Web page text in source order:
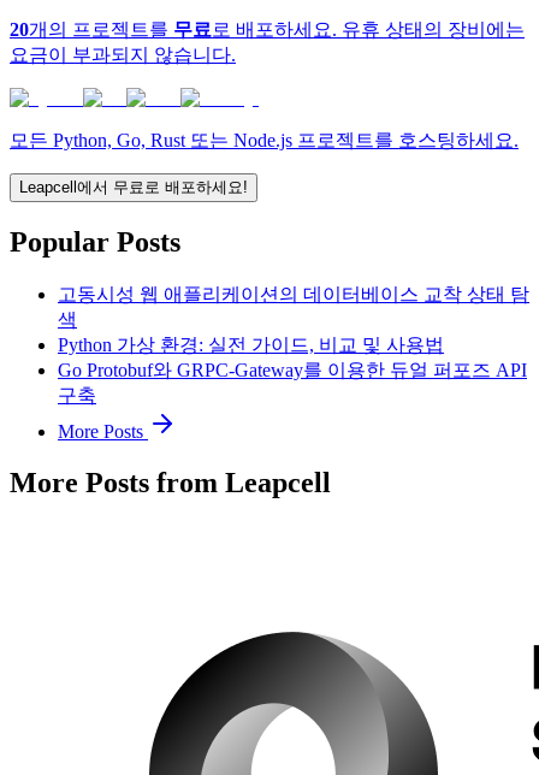
20개의 프로젝트를 무료 로 배포하세요. 유휴 상태의 장비에는
요금이 부과되지 않습니다.
모든 Python, Go, Rust 또는 Node.js 프로젝트를 호스팅하세요.
Leapcell에서 무료로 배포하세요!
Popular Posts
고동시성 웹 애플리케이션의 데이터베이스 교착 상태 탐
색
Python 가상 환경: 실전 가이드, 비교 및 사용법
Go Protobuf와 GRPC-Gateway를 이용한 듀얼 퍼포즈 API
구축
More Posts
More Posts from Leapcell